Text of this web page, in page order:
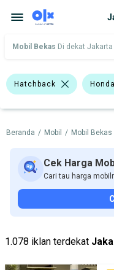
Mobil Bekas Di dekat Jakarta
Hatchback Honda
Merek Dan Model
Tipe Bodi Tipe
Beranda / Mobil / Mobil Bekas
Cek Harga
Cari tau harga
1.078 iklan terdekat